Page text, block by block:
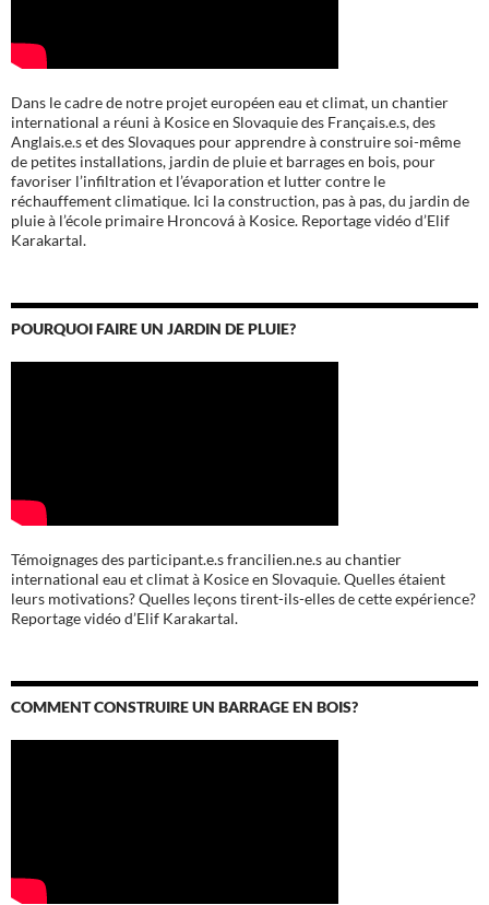
Dans le cadre de notre projet européen eau et climat, un chantier
international a réuni à Kosice en Slovaquie des Français.e.s, des
Anglais.e.s et des Slovaques pour apprendre à construire soi-même
de petites installations, jardin de pluie et barrages en bois, pour
favoriser l’infiltration et l’évaporation et lutter contre le
réchauffement climatique. Ici la construction, pas à pas, du jardin de
pluie à l’école primaire Hroncová à Kosice. Reportage vidéo d’Elif
Karakartal.
POURQUOI FAIRE UN JARDIN DE PLUIE?
Témoignages des participant.e.s francilien.ne.s au chantier
international eau et climat à Kosice en Slovaquie. Quelles étaient
leurs motivations? Quelles leçons tirent-ils-elles de cette expérience?
Reportage vidéo d’Elif Karakartal.
COMMENT CONSTRUIRE UN BARRAGE EN BOIS?